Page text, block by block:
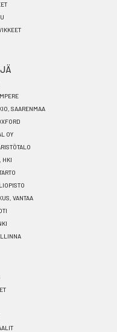
SAARENMAA
OY
HKI
VANTAA